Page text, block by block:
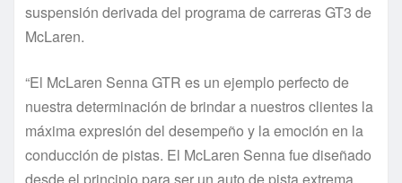
suspensión derivada del programa de carreras GT3 de
McLaren.
“El McLaren Senna GTR es un ejemplo perfecto de
nuestra determinación de brindar a nuestros clientes la
máxima expresión del desempeño y la emoción en la
conducción de pistas. El McLaren Senna fue diseñado
desde el principio para ser un auto de pista extrema,